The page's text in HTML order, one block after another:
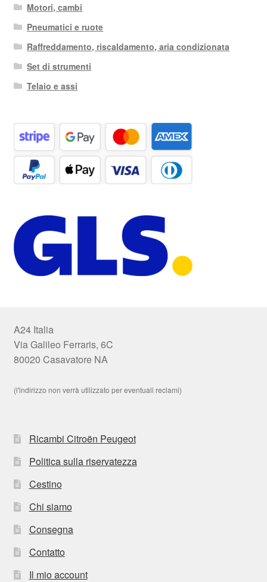
Motori, cambi
Pneumatici e ruote
Raffreddamento, riscaldamento, aria condizionata
Set di strumenti
Telaio e assi
A24 Italia
Via Galileo Ferraris, 6C
80020 Casavatore NA
(l'indirizzo non verrà utilizzato per eventuali reclami)
Ricambi Citroën Peugeot
Politica sulla riservatezza
Cestino
Chi siamo
Consegna
Contatto
Il mio account